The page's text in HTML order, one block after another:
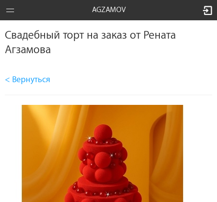
AGZAMOV
Свадебный торт на заказ от Рената
Агзамова
< Вернуться